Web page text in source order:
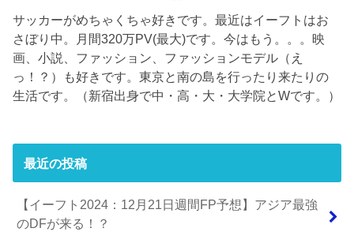
サッカーがめちゃくちゃ好きです。最近はイーフトはお
さぼり中。月間320万PV(最大)です。今はもう。。。映
画、小説、ファッション、ファッションモデル（え
っ！？）も好きです。東京と南の島を行ったり来たりの
生活です。（新宿出身で中・高・大・大学院とWです。）
最近の投稿
【イーフト2024：12月21日週間FP予想】アジア最強
のDFが来る！？